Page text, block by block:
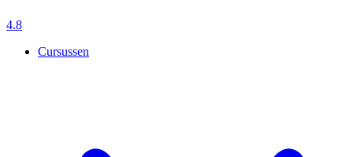
4.8
Cursussen